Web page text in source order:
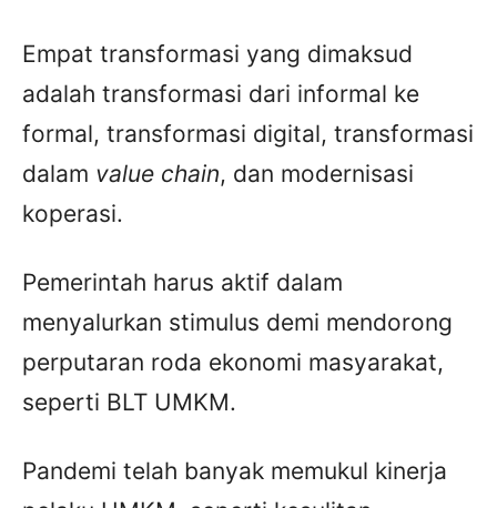
Empat transformasi yang dimaksud
adalah transformasi dari informal ke
formal, transformasi digital, transformasi
dalam value chain, dan modernisasi
koperasi.
Pemerintah harus aktif dalam
menyalurkan stimulus demi mendorong
perputaran roda ekonomi masyarakat,
seperti BLT UMKM.
Pandemi telah banyak memukul kinerja